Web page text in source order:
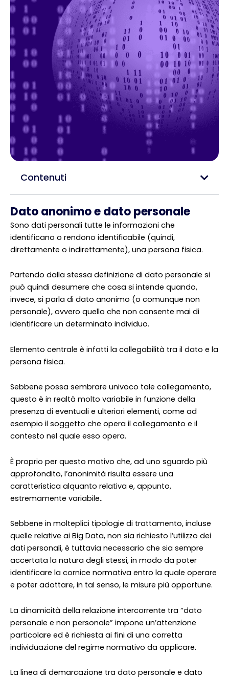
Dato anonimo e dato personale
Sono dati personali tutte le informazioni che
identificano o rendono identificabile (quindi,
direttamente o indirettamente), una persona fisica.
Partendo dalla stessa definizione di dato personale si
può quindi desumere che cosa si intende quando,
invece, si parla di dato anonimo (o comunque non
personale), ovvero quello che non consente mai di
identificare un determinato individuo.
Elemento centrale è infatti la collegabilità tra il dato e la
persona fisica.
Sebbene possa sembrare univoco tale collegamento,
questo è in realtà molto variabile in funzione della
presenza di eventuali e ulteriori elementi, come ad
esempio il soggetto che opera il collegamento e il
contesto nel quale esso opera.
È proprio per questo motivo che, ad uno sguardo più
approfondito, l’anonimità risulta essere una
caratteristica alquanto relativa e, appunto,
estremamente variabile.
Sebbene in molteplici tipologie di trattamento, incluse
quelle relative ai Big Data, non sia richiesto l’utilizzo dei
dati personali, è tuttavia necessario che sia sempre
accertata la natura degli stessi, in modo da poter
identificare la cornice normativa entro la quale operare
e poter adottare, in tal senso, le misure più opportune.
La dinamicità della relazione intercorrente tra “dato
personale e non personale” impone un’attenzione
particolare ed è richiesta ai fini di una corretta
individuazione del regime normativo da applicare.
La linea di demarcazione tra dato personale e dato
Contenuti